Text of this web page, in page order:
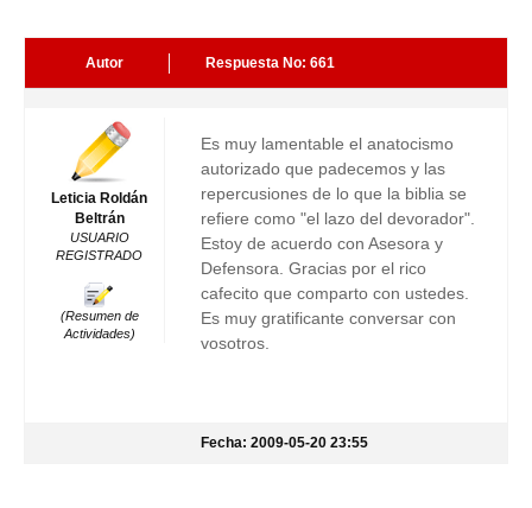
Autor Respuesta No: 661
Leticia Roldán
Beltrán
USUARIO
REGISTRADO
(Resumen de
Actividades)
Es muy lamentable el anatocismo
autorizado que padecemos y las
repercusiones de lo que la biblia se
refiere como "el lazo del devorador".
Estoy de acuerdo con Asesora y
Defensora. Gracias por el rico
cafecito que comparto con ustedes.
Es muy gratificante conversar con
vosotros.
Fecha: 2009-05-20 23:55